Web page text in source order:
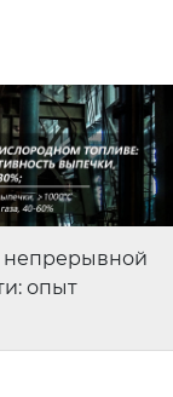
непрерывной
опыт